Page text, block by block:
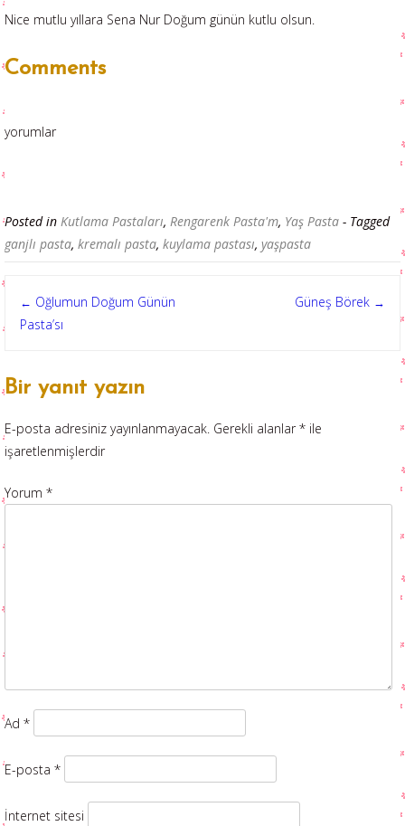
Nice mutlu yıllara Sena Nur Doğum günün kutlu olsun.
Comments
yorumlar
Posted in Kutlama Pastaları, Rengarenk Pasta'm, Yaş Pasta - Tagged
ganjlı pasta, kremalı pasta, kuylama pastası, yaşpasta
Post
← Oğlumun Doğum Günün
Pasta’sı
Güneş Börek →
Bir yanıt yazın
E-posta adresiniz yayınlanmayacak. Gerekli alanlar* ile
işaretlenmişlerdir
Yorum *
Ad *
E-posta *
İnternet sitesi